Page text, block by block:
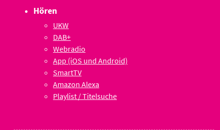
Hören
UKW
DAB+
Webradio
App (iOS und Android)
SmartTV
Amazon Alexa
Playlist / Titelsuche